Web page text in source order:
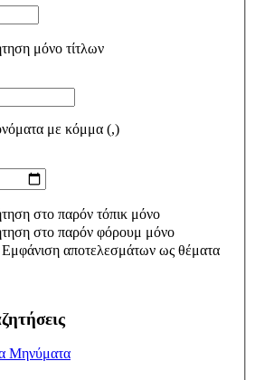
μόνο τίτλων
με κόμμα (,)
στο παρόν τόπικ μόνο
στο παρόν φόρουμ μόνο
Εμφάνιση αποτελεσμάτων ως θέματα
Μηνύματα